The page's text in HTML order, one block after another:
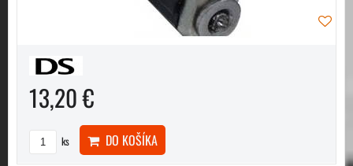
13,20 €
ks DO KOŠÍKA